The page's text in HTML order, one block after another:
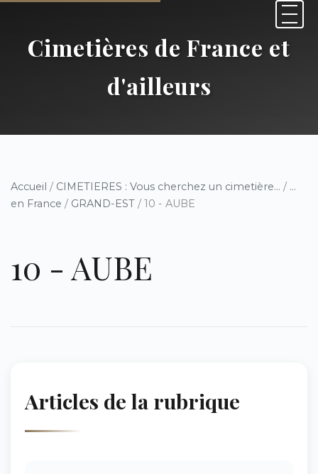
Cimetières de France et
d'ailleurs
Accueil / CIMETIERES : Vous cherchez un cimetière... / ...
en France / GRAND-EST / 10 - AUBE
10 - AUBE
Articles de la rubrique